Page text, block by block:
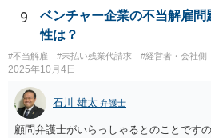
9
ベンチャー企業の不当解雇問
性は？
#不当解雇 #未払い残業代請求 #経営者・会社側
2025年10月4日
石川 雄太 弁護士
顧問弁護士がいらっしゃるとのことです